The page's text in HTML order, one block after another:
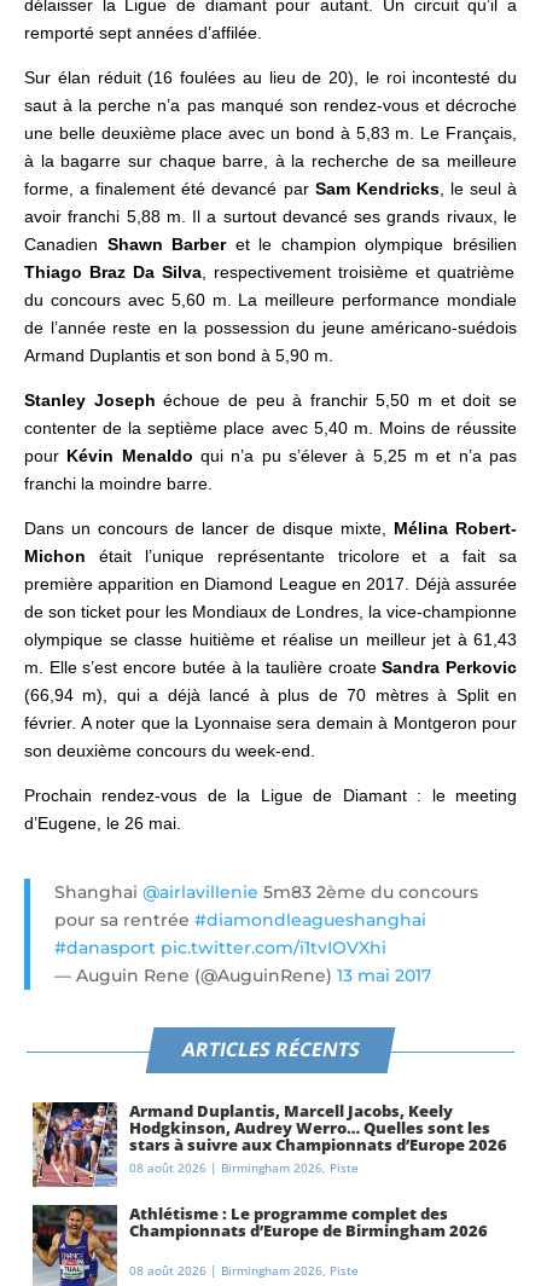
délaisser la Ligue de diamant pour autant. Un circuit qu’il a
remporté sept années d’affilée.
Sur élan réduit (16 foulées au lieu de 20), le roi incontesté du
saut à la perche n’a pas manqué son rendez-vous et décroche
une belle deuxième place avec un bond à 5,83 m. Le Français,
à la bagarre sur chaque barre, à la recherche de sa meilleure
forme, a finalement été devancé par Sam Kendricks, le seul à
avoir franchi 5,88 m. Il a surtout devancé ses grands rivaux, le
Canadien Shawn Barber et le champion olympique brésilien
Thiago Braz Da Silva , respectivement troisième et quatrième
du concours avec 5,60 m. La meilleure performance mondiale
de l’année reste en la possession du jeune américano-suédois
Armand Duplantis et son bond à 5,90 m.
Stanley Joseph échoue de peu à franchir 5,50 m et doit se
contenter de la septième place avec 5,40 m. Moins de réussite
pour Kévin Menaldo qui n’a pu s’élever à 5,25 m et n’a pas
franchi la moindre barre.
Dans un concours de lancer de disque mixte, Mélina Robert-
Michon était l’unique représentante tricolore et a fait sa
première apparition en Diamond League en 2017. Déjà assurée
de son ticket pour les Mondiaux de Londres, la vice-championne
olympique se classe huitième et réalise un meilleur jet à 61,43
m. Elle s’est encore butée à la taulière croateSandra Perkovic
(66,94 m), qui a déjà lancé à plus de 70 mètres à Split en
février. A noter que la Lyonnaise sera demain à Montgeron pour
son deuxième concours du week-end.
Prochain rendez-vous de la Ligue de Diamant : le meeting
d’Eugene, le 26 mai.
Shanghai @airlavillenie 5m83 2ème du concours
pour sa rentrée #diamondleagueshanghai
#danasport pic.twitter.com/i1tvIOVXhi
— Auguin Rene (@AuguinRene) 13 mai 2017
ARTICLES RÉCENTS
Armand Duplantis, Marcell Jacobs, Keely
Hodgkinson, Audrey Werro… Quelles sont les
stars à suivre aux Championnats d’Europe 2026
à Birmingham ?
08 août 2026 | Birmingham 2026 Piste
Athlétisme : Le programme complet des
Championnats d’Europe de Birmingham 2026
08 août 2026 | Birmingham 2026 Piste